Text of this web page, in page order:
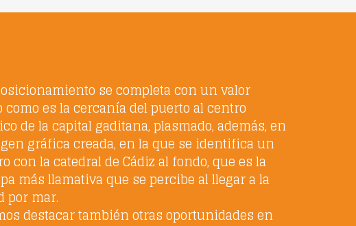
se completa con un valor
como es la cercanía del puerto al centro
de la capital gaditana, plasmado, además, en
gráfica creada, en la que se identifica un
con la catedral de Cádiz al fondo, que es la
más llamativa que se percibe al llegar a la
por mar.
destacar también otras oportunidades en